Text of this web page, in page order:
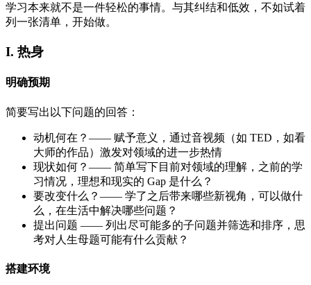
学习本来就不是一件轻松的事情。与其纠结和低效，不如试着
列一张清单，开始做。
I. 热身
明确预期
简要写出以下问题的回答：
动机何在？—— 赋予意义，通过音视频（如 TED，如看
大师的作品）激发对领域的进一步热情
现状如何？—— 简单写下目前对领域的理解，之前的学
习情况，理想和现实的 Gap 是什么？
要改变什么？—— 学了之后带来哪些新视角，可以做什
么，在生活中解决哪些问题？
提出问题 —— 列出尽可能多的子问题并筛选和排序，思
考对人生母题可能有什么贡献？
搭建环境